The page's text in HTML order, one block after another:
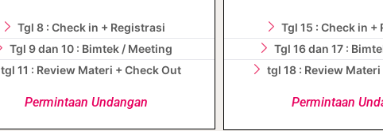
Tgl 8 : Check in + Registrasi
Tgl 9 dan 10 : Bimtek / Meeting
tgl 11 : Review Materi + Check Out
Permintaan Undangan
Tgl 15 : Check in +
Tgl 16 dan 17 :
tgl 18 : Review
Permintaan